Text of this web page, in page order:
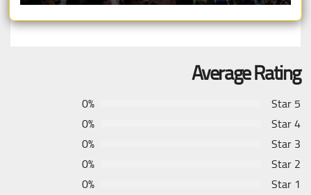
Average Rating
5 Star
0%
4 Star
0%
3 Star
0%
2 Star
0%
1 Star
0%